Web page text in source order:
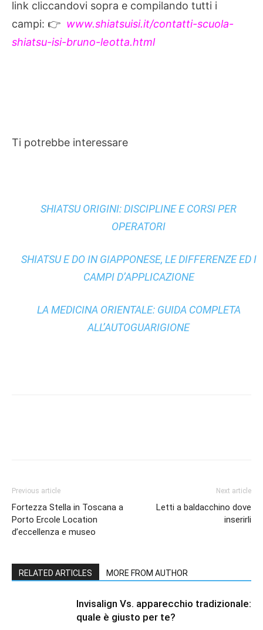
link cliccandovi sopra e compilando tutti i
campi: 👉 www.shiatsuisi.it/contatti-scuola-
shiatsu-isi-bruno-leotta.html
Ti potrebbe interessare
SHIATSU ORIGINI: DISCIPLINE E CORSI PER
OPERATORI
SHIATSU E DO IN GIAPPONESE, LE DIFFERENZE ED I
CAMPI D’APPLICAZIONE
LA MEDICINA ORIENTALE: GUIDA COMPLETA
ALL’AUTOGUARIGIONE
Previous article
Fortezza Stella in Toscana a
Porto Ercole Location
d’eccellenza e museo
Next article
Letti a baldacchino dove
inserirli
RELATED ARTICLES MORE FROM AUTHOR
Invisalign Vs. apparecchio tradizionale:
quale è giusto per te?